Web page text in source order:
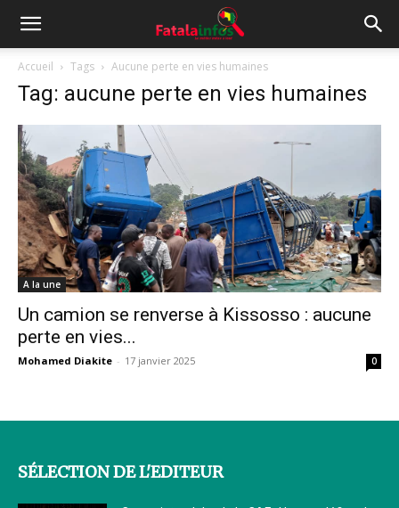
Accueil Tags Aucune perte en vies humaines
Tag: aucune perte en vies humaines
A la une
Un camion se renverse à Kissosso : aucune
perte en vies...
Mohamed Diakite - 17 janvier 2025 0
SÉLECTION DE L'EDITEUR